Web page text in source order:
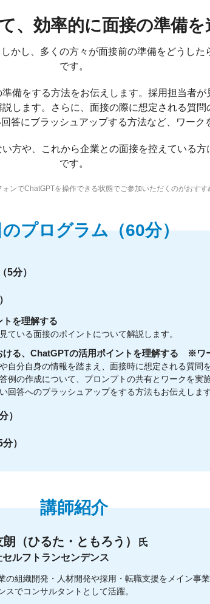
、効率的に面接の準備を
かし、多くの方々が面接前の準備をどうした
です。
備をする方法をお伝えします。採用担当者
します。さらに、面接の際に想定される質
答にブラッシュアップする方法など、ワーク
方や、これから企業との面接を控えている
です。
ンでChatGPTを操作できる状態でご参加いただくのがおすす
プログラム（60分）
5分）
を理解する
ている面接のポイントについて解説します。
ける、ChatGPTの活用ポイントを理解する ※ワ
自分自身の情報を踏まえ、面接時に想定される質問
例の作成について、プロンプトの共有とワークを実
回答へのブラッシュアップをする方法もお伝えします
）
）
講師紹介
（ひるた・ともろう）
氏
ルフトランセンデンス
の組織開発・人材開発や採用・転職支援をメイン事
スでコンサルタントとして活躍。